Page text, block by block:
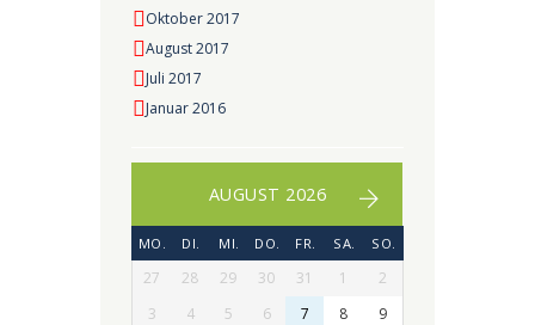
Oktober 2017
August 2017
Juli 2017
Januar 2016
AUGUST 2026
MO. DI. MI. DO. FR. SA. SO.
27 28 29 30 31 1
2
3
4 5 6 7 8
9